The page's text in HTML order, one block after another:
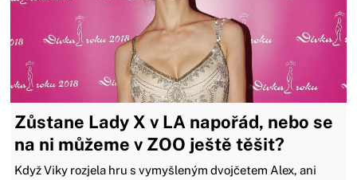
Zůstane Lady X v LA napořád, nebo se
na ni můžeme v ZOO ještě těšit?
Když Viky rozjela hru s vymyšleným dvojčetem Alex, ani